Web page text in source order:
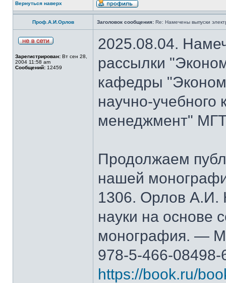
Вернуться наверх
Проф.А.И.Орлов Заголовок сообщения: Re: Намечены выпуски
Зарегистрирован: Вт сен 28,
2004 11:58 am
Сообщений: 12459
2025.08.04.
рассылки
кафедры
научно-
менеджмент"
Продолжаем
нашей
1306. Орлов А.И.
науки на основе
монография. —
978-5-466-
https://book.ru/